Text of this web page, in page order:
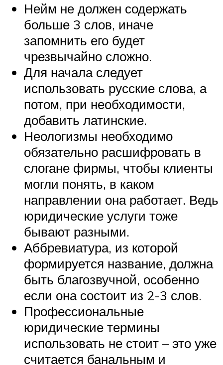
Нейм не должен содержать
больше 3 слов, иначе
запомнить его будет
чрезвычайно сложно.
Для начала следует
использовать русские слова, а
потом, при необходимости,
добавить латинские.
Неологизмы необходимо
обязательно расшифровать в
слогане фирмы, чтобы клиенты
могли понять, в каком
направлении она работает. Ведь
юридические услуги тоже
бывают разными.
Аббревиатура, из которой
формируется название, должна
быть благозвучной, особенно
если она состоит из 2-3 слов.
Профессиональные
юридические термины
использовать не стоит – это уже
считается банальным и